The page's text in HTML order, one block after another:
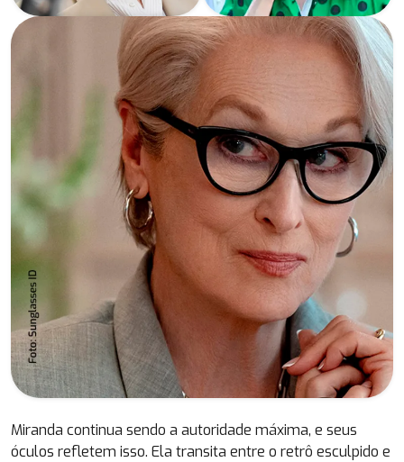
Miranda continua sendo a autoridade máxima, e seus
óculos refletem isso. Ela transita entre o retrô esculpido e